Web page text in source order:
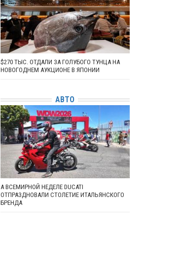
$270 ТЫС. ОТДАЛИ ЗА ГОЛУБОГО ТУНЦА НА
НОВОГОДНЕМ АУКЦИОНЕ В ЯПОНИИ
АВТО
А ВСЕМИРНОЙ НЕДЕЛЕ DUCATI
ОТПРАЗДНОВАЛИ СТОЛЕТИЕ ИТАЛЬЯНСКОГО
БРЕНДА